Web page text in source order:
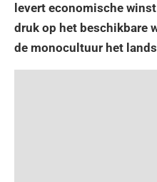
levert economische
druk op het beschikbare
de monocultuur het